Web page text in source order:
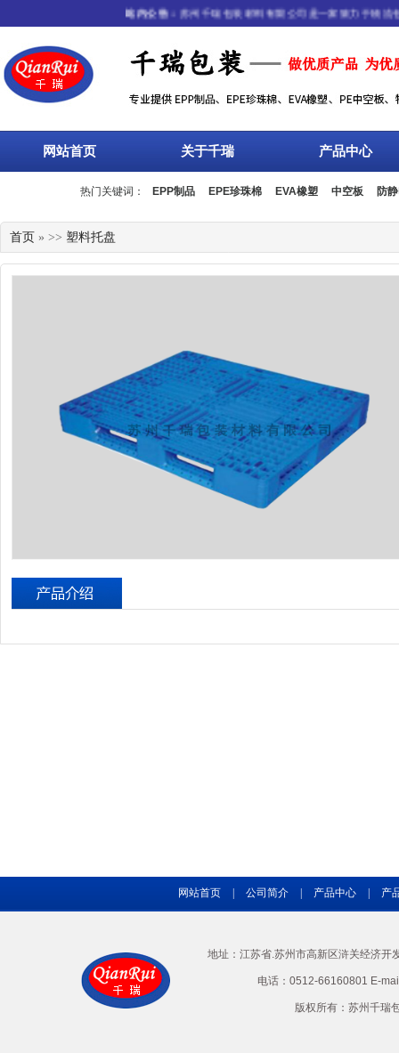
站内公告：苏州千瑞包装材料有限公司是一家致力于物流包
网站首页 关于千瑞 产品中心
热门关键词： EPP制品 EPE珍珠棉 EVA橡塑 中空板 防
流箱
首页 » >> 塑料托盘
网站首页 公司简介 产品中心 产
地址：江苏省.苏州市高新区浒关经济
电话：0512-66160801 E-
版权所有：苏州千瑞